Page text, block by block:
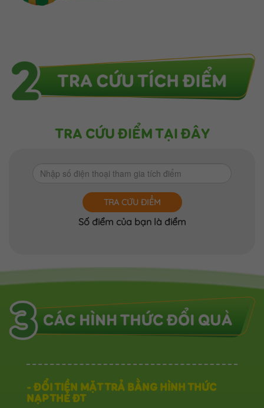
TRA CỨU ĐIỂM TẠI ĐÂY
TRA CỨU ĐIỂM
Số điểm của bạn là điểm
- ĐỔI TIỀN MẶT TRẢ BẰNG HÌNH THỨC
NẠP THẺ ĐT